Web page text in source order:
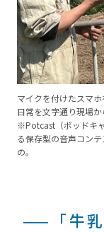
マイクを付けたスマ
日常を文字通り現場か
※Potcast（ポッドキ
る保存型の音声コン
の。
——「牛